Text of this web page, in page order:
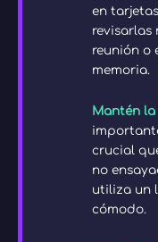
en
revisarlas
reunión o
memoria.
Mantén
crucial
no
utiliza un
cómodo.